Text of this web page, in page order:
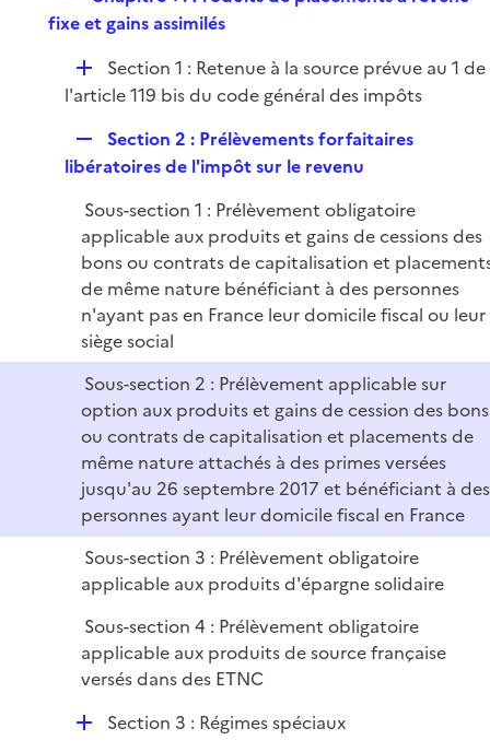
r
l
r
e
l
i
fixe et gains assimilés
D
é
i
r
Section 1 : Retenue à la source prévue au 1 de
l'article 119 bis du code général des impôts
e
l
i
e
r
Section 2 : Prélèvements forfaitaires
libératoires de l'impôt sur le revenu
Sous-section 1 : Prélèvement obligatoire
applicable aux produits et gains de cessions des
bons ou contrats de capitalisation et
de même nature bénéficiant à des personnes
n'ayant pas en France leur domicile fiscal ou leur
siège social
Sous-section 2 : Prélèvement applicable sur
option aux produits et gains de cession des bons
ou contrats de capitalisation et placements de
même nature attachés à des primes versées
jusqu'au 26 septembre 2017 et bénéficiant à des
personnes ayant leur domicile fiscal en France
Sous-section 3 : Prélèvement obligatoire
applicable aux produits d'épargne solidaire
Sous-section 4 : Prélèvement obligatoire
applicable aux produits de source française
versés dans des ETNC
DSection 3 : Régimes spéciaux